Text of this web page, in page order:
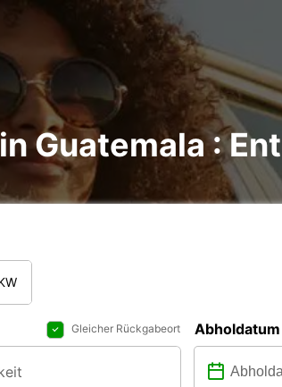
Guatemala :
Gleicher Rückgabeort